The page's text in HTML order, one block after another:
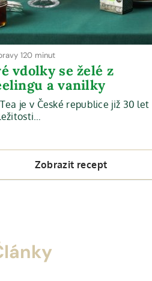
120 minut
vdolky se želé z
a vanilky
je v České republice již 30 let
Zobrazit recept